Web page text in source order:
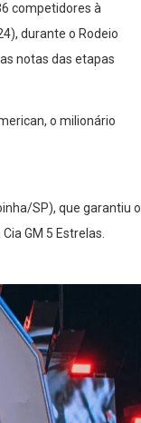
competidores à
durante o Rodeio
notas das etapas
o milionário
SP), que garantiu o
GM 5 Estrelas.